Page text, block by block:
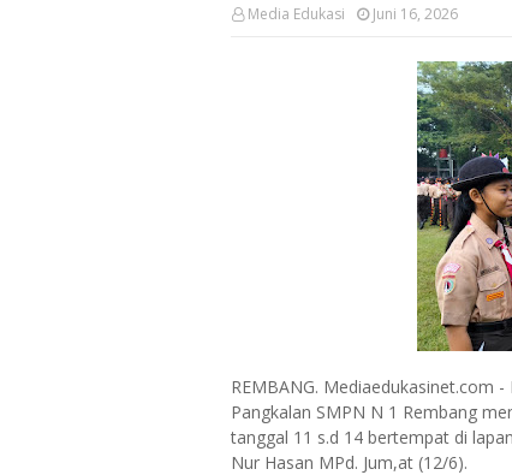
Media Edukasi Juni 16, 2026
REMBANG. Mediaedukasinet.com
Pangkalan SMPN N 1 Rembang
tanggal 11 s.d 14 bertempat di
Nur Hasan MPd. Jum,at (12/6).